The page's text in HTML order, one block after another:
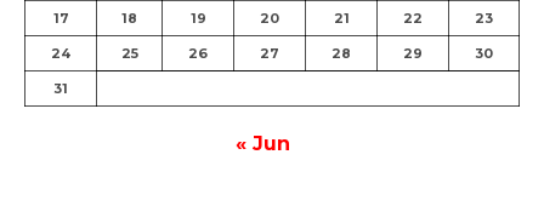
17 18 19 20 21 22 23
24 25 26 27 28 29 30
31
« Jun